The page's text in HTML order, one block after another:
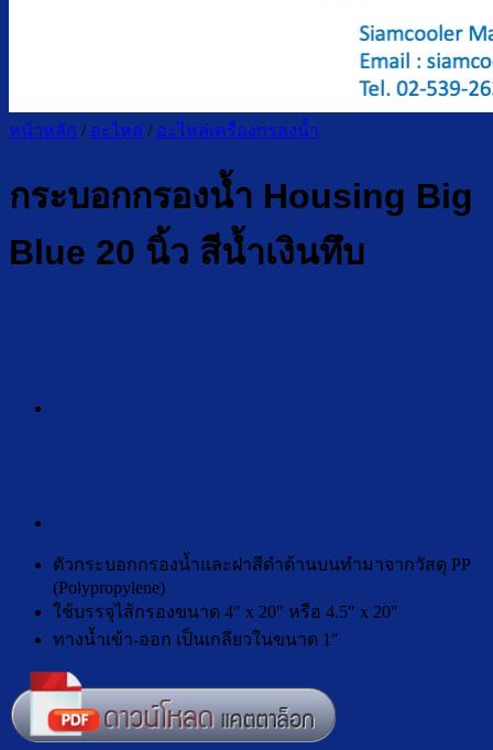
หน้าหลัก / อะไหล่ / อะไหล่เครื่องกรองน้ำ
กระบอกกรองน้ำ Housing Big
Blue 20 นิ้ว สีน้ำเงินทึบ
ตัวกระบอกกรองน้ำและฝาสีดำด้านบนทำมาจากวัสดุ PP
(Polypropylene)
ใช้บรรจุไส้กรองขนาด 4″ x 20″ หรือ 4.5″ x 20″
ทางน้ำเข้า-ออก เป็นเกลียวในขนาด 1″